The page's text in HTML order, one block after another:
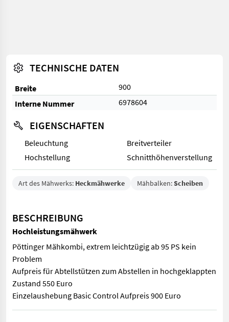
TECHNISCHE DATEN
Breite
900
Interne Nummer
6978604
EIGENSCHAFTEN
Beleuchtung
Breitverteiler
Hochstellung
Schnitthöhenverstellung
Art des Mähwerks: Heckmähwerke Mähbalken:Scheiben
BESCHREIBUNG
Hochleistungsmähwerk
Pöttinger Mähkombi, extrem leichtzügig ab 95 PS kein
Problem
Aufpreis für Abtellstützen zum Abstellen in hochgeklappten
Zustand 550 Euro
Einzelaushebung Basic Control Aufpreis 900 Euro
Pöttinger Mähkombi, extrem leichtzügig ab 95 PS kein